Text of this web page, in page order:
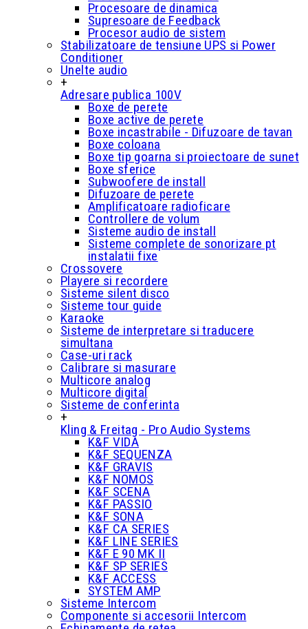
Procesoare de dinamica
Supresoare de Feedback
Procesor audio de sistem
Stabilizatoare de tensiune UPS si Power
Conditioner
Unelte audio
+
Adresare publica 100V
Boxe de perete
Boxe active de perete
Boxe incastrabile - Difuzoare de tavan
Boxe coloana
Boxe tip goarna si proiectoare de sunet
Boxe sferice
Subwoofere de install
Difuzoare de perete
Amplificatoare radioficare
Controllere de volum
Sisteme audio de install
Sisteme complete de sonorizare pt
instalatii fixe
Crossovere
Playere si recordere
Sisteme silent disco
Sisteme tour guide
Karaoke
Sisteme de interpretare si traducere
simultana
Case-uri rack
Calibrare si masurare
Multicore analog
Multicore digital
Sisteme de conferinta
+
Kling & Freitag - Pro Audio Systems
K&F VIDA
K&F SEQUENZA
K&F GRAVIS
K&F NOMOS
K&F SCENA
K&F PASSIO
K&F SONA
K&F CA SERIES
K&F LINE SERIES
K&F E 90 MK II
K&F SP SERIES
K&F ACCESS
SYSTEM AMP
Sisteme Intercom
Componente si accesorii Intercom